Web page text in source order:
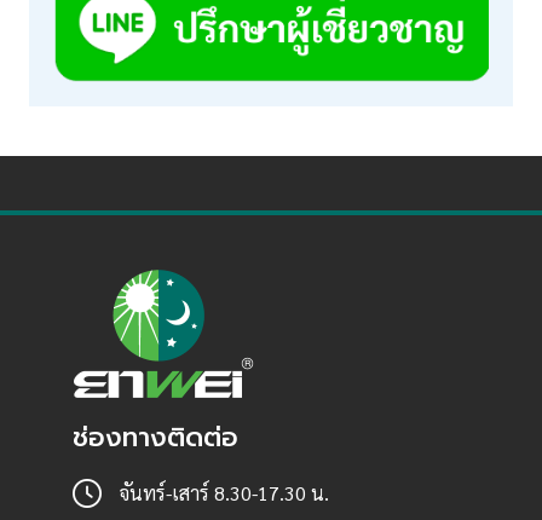
ช่องทางติดต่อ
จันทร์-เสาร์ 8.30-17.30 น.